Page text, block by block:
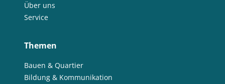
Über uns
Service
Themen
Bauen & Quartier
Bildung & Kommunikation